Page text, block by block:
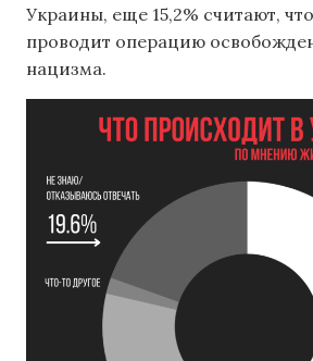
Украины, еще 15,2% считают,
проводит операцию
нацизма.